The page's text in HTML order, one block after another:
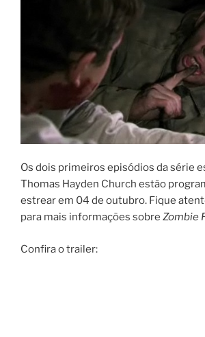
Os dois primeiros episódios da série
Thomas Hayden Church estão
estrear em 04 de outubro. Fique
para mais informações sobre Zombie
Confira o trailer: